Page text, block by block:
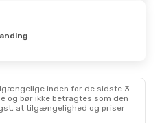
inden for de sidste 3
og bør ikke betragtes som den
at tilgængelighed og priser